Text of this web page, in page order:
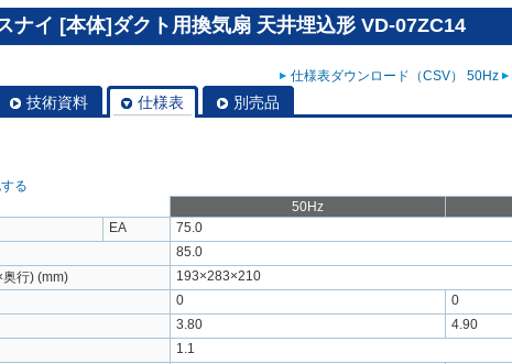
ナイ [本体]ダクト用換気扇 天井埋込形 VD-07ZC14
仕様表ダウンロード（CSV） 50Hz
技術資料 仕様表 別売品
る
50Hz
EA
75.0
85.0
行) (mm)
193×283×210
0
0
3.80
4.90
1.1